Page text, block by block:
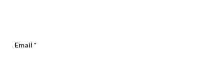
Email *